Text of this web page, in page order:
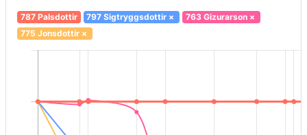
787 Palsdottir 797 Sigtryggsdottir × 763 Gizurarson×
775 Jonsdottir×